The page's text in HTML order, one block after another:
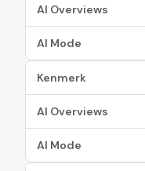
AI Overviews
AI Mode
Kenmerk
AI Overviews
AI Mode